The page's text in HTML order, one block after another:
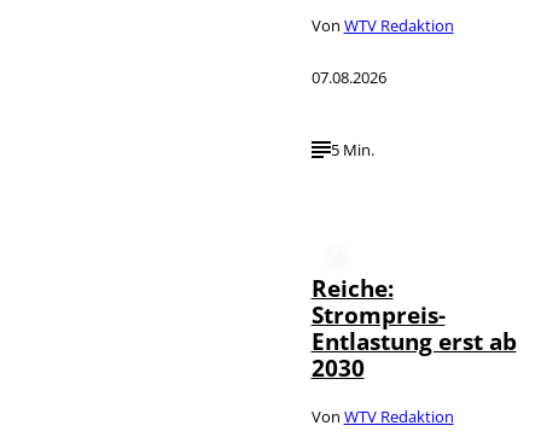
Von WTV Redaktion
07.08.2026
5 Min.
Reiche:
Strompreis-
Entlastung erst ab
2030
Von WTV Redaktion